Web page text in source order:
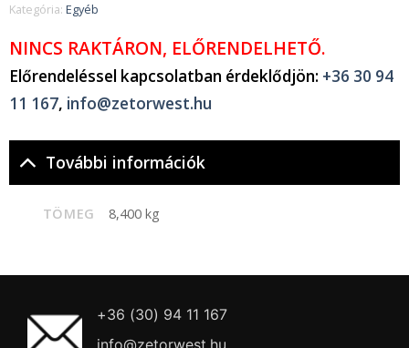
Kategória: Egyéb
NINCS RAKTÁRON, ELŐRENDELHETŐ.
Előrendeléssel kapcsolatban érdeklődjön: +36 30 94
11 167, info@zetorwest.hu
További információk
TÖMEG 8,400 kg
+36 (30) 94 11 167